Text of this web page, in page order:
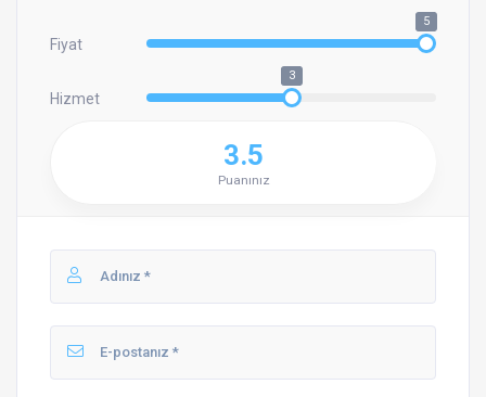
Fiyat
5
Hizmet
3
3.5
Puanınız